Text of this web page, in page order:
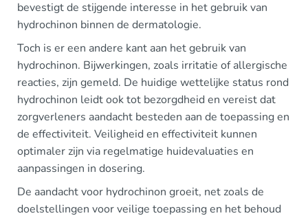
bevestigt de stijgende interesse in het gebruik van
hydrochinon binnen de dermatologie.
Toch is er een andere kant aan het gebruik van
hydrochinon. Bijwerkingen, zoals irritatie of allergische
reacties, zijn gemeld. De huidige wettelijke status rond
hydrochinon leidt ook tot bezorgdheid en vereist dat
zorgverleners aandacht besteden aan de toepassing en
de effectiviteit. Veiligheid en effectiviteit kunnen
optimaler zijn via regelmatige huidevaluaties en
aanpassingen in dosering.
De aandacht voor hydrochinon groeit, net zoals de
doelstellingen voor veilige toepassing en het behoud